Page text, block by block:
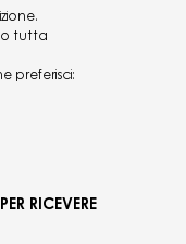
tutta
preferisci:
RICEVERE